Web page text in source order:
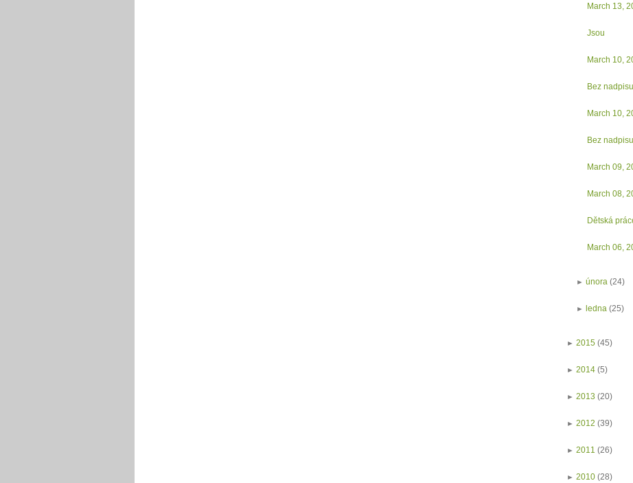
March 13,
Jsou
March 10,
Bez nadpisu
March 10,
Bez nadpisu
March 09,
March 08,
Dětská
March 06,
►února (24)
►ledna (25)
► 2015 (45)
► 2014 (5)
► 2013 (20)
► 2012 (39)
► 2011 (26)
► 2010 (28)